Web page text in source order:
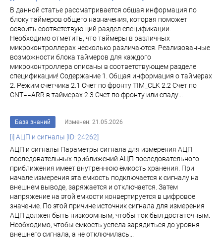
В данной статье рассматривается общая информация по
блоку таймеров общего назначения, которая поможет
освоить соответствующий раздел спецификации.
Необходимо отметить, что таймеры в различных
микроконтроллерах несколько различаются. Реализованные
возможности блока таймеров для каждого
микроконтроллера описаны в соответствующем разделе
спецификации! Содержание 1. Общая информация о таймерах
2. Режим счетчика 2.1 Счет по фронту TIM_CLK 2.2 Счет по
CNT==ARR в таймерах 2.3 Счет по фронту или спаду...
База знаний Изменен: 21.05.2026
[i] АЦП и сигналы [ID: 24262]
АЦП и сигналы Параметры сигнала для измерения АЦП
последовательных приближений АЦП последовательного
приближения имеет внутреннюю ёмкость хранения. При
начале измерения эта емкость подключается к сигналу на
внешнем выводе, заряжается и отключается. Затем
напряжение на этой емкости конвертируется в цифровое
значение. По этой причине источник сигнала для измерения
АЦП должен быть низкоомным, чтобы ток был достаточным.
Необходимо, чтобы емкость успела зарядиться до уровня
внешнего сигнала, а не отключилась...